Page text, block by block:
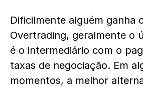
Dificilmente alguém ganha
Overtrading, geralmente o
é o intermediário com o
taxas de negociação. Em
momentos, a melhor